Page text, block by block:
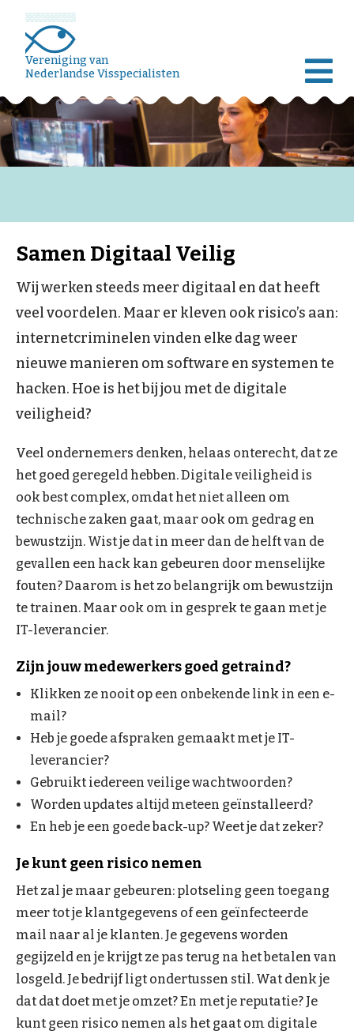
Vereniging van
Nederlandse Visspecialisten
Samen Digitaal Veilig
Wij werken steeds meer digitaal en dat heeft
veel voordelen. Maar er kleven ook risico’s aan:
internetcriminelen vinden elke dag weer
nieuwe manieren om software en systemen te
hacken. Hoe is het bij jou met de digitale
veiligheid?
Veel ondernemers denken, helaas onterecht, dat ze
het goed geregeld hebben. Digitale veiligheid is
ook best complex, omdat het niet alleen om
technische zaken gaat, maar ook om gedrag en
bewustzijn. Wist je dat in meer dan de helft van de
gevallen een hack kan gebeuren door menselijke
fouten? Daarom is het zo belangrijk om bewustzijn
te trainen. Maar ook om in gesprek te gaan met je
IT-leverancier.
Zijn jouw medewerkers goed getraind?
Klikken ze nooit op een onbekende link in een e-
mail?
Heb je goede afspraken gemaakt met je IT-
leverancier?
Gebruikt iedereen veilige wachtwoorden?
Worden updates altijd meteen geïnstalleerd?
En heb je een goede back-up? Weet je dat zeker?
Je kunt geen risico nemen
Het zal je maar gebeuren: plotseling geen toegang
meer tot je klantgegevens of een geïnfecteerde
mail naar al je klanten. Je gegevens worden
gegijzeld en je krijgt ze pas terug na het betalen van
losgeld. Je bedrijf ligt ondertussen stil. Wat denk je
dat dat doet met je omzet? En met je reputatie? Je
kunt geen risico nemen als het gaat om digitale